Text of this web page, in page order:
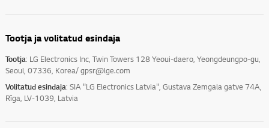
Tootja ja volitatud esindaja
Tootja: LG Electronics Inc, Twin Towers 128 Yeoui-daero, Yeongdeungpo-gu,
Seoul, 07336, Korea/ gpsr@lge.com
Volitatud esindaja: SIA "LG Electronics Latvia", Gustava Zemgala gatve 74A,
Rīga, LV-1039, Latvia